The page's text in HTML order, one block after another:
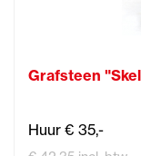
Grafsteen
Huur € 35,-